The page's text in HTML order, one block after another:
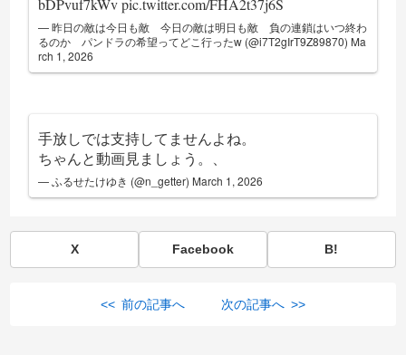
bDPvuf7kWv pic.twitter.com/FHA2t37j6S
— 昨日の敵は今日も敵 今日の敵は明日も敵 負の連鎖はいつ終わ
るのか パンドラの希望ってどこ行ったw (@i7T2gIrT9Z89870) Ma
rch 1, 2026
手放しでは支持してませんよね。
ちゃんと動画見ましょう。、
— ふるせたけゆき (@n_getter) March 1, 2026
X Facebook B!
<< 前の記事へ 次の記事へ >>